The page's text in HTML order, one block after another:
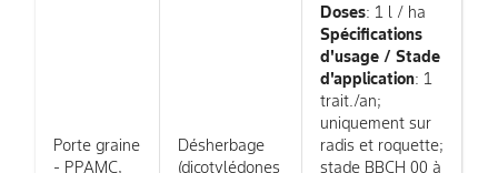
Porte graine
- PPAMC,
Désherbage
(dicotylédones
Doses: 1 l / ha
Spécifications
d'usage / Stade
d'application: 1
trait./an;
uniquement sur
radis et roquette;
stade BBCH 00 à